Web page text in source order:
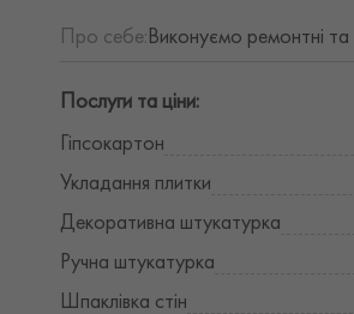
Про себе:Виконуємо ремонтні
Послуги та ціни:
Гіпсокартон
Укладання плитки
Декоративна штукатурка
Ручна штукатурка
Шпаклівка стін